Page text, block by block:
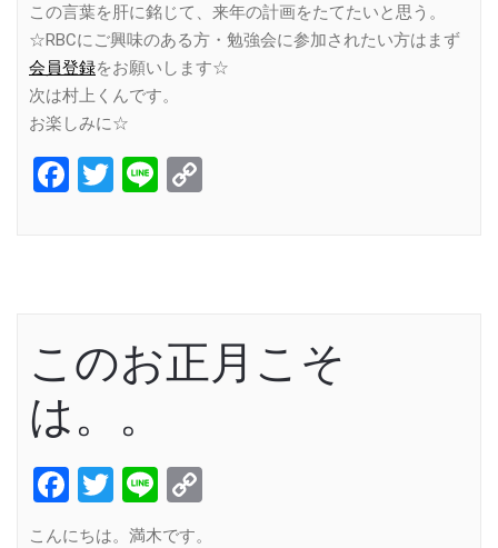
この言葉を肝に銘じて、来年の計画をたてたいと思う。
☆RBCにご興味のある方・勉強会に参加されたい方はまず
会員登録をお願いします☆
次は村上くんです。
お楽しみに☆
Facebook
Twitter
Line
このお正月こそ
は。。
Facebook
Twitter
Line
こんにちは。満木です。